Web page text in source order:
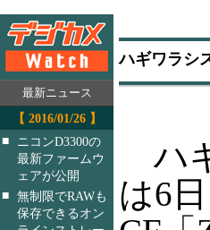
最新ニュース
【 2016/01/26 】
■
ニコンD3300の
最新ファームウ
ェアが公開
■ 無制限でRAWも
保存できるオン
ハギワラシ
ハ
は6